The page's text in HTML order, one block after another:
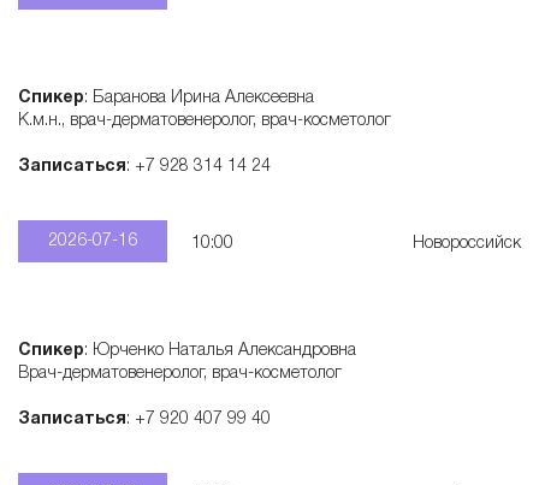
о
с
м
т
о
Спикер: Баранова Ирина Алексеевна
К.м.н., врач-дерматовенеролог, врач-косметолог
Записаться: +7 928 314 14 24
2026-07-16 10:00 Новороссийск
Спикер: Юрченко Наталья Александровна
Врач-дерматовенеролог, врач-косметолог
Записаться: +7 920 407 99 40